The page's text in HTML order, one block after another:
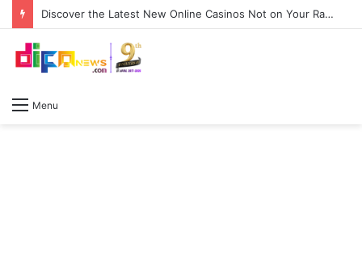
Discover the Latest New Online Casinos Not on Your Radar
Menu